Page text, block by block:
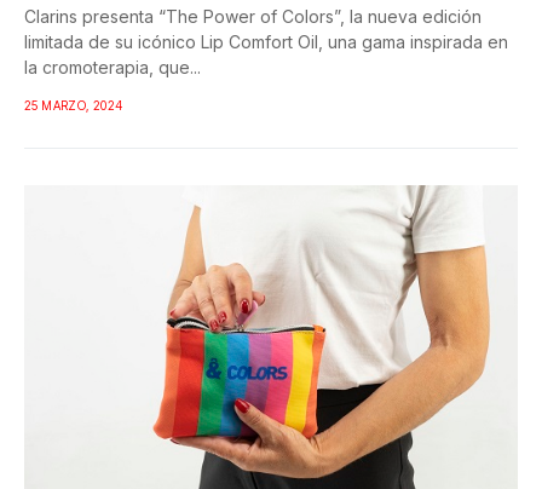
Clarins presenta “The Power of Colors”, la nueva edición
limitada de su icónico Lip Comfort Oil, una gama inspirada en
la cromoterapia, que...
25 MARZO, 2024